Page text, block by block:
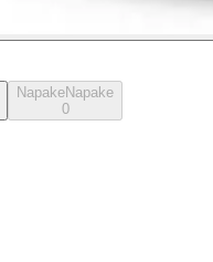
NapakeNapake
0